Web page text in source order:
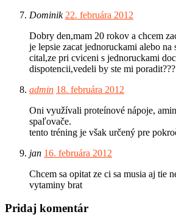
Dominik 22. februára 2012
Dobry den,mam 20 rokov a chcem
je lepsie zacat jednoruckami alebo na
cital,ze pri cviceni s jednoruckami
dispotencii,vedeli by ste mi poradit???
admin 18. februára 2012
Oni využívali proteínové nápoje,
spaľovače.
tento tréning je však určený pre
jan 16. februára 2012
Chcem sa opitat ze ci sa musia aj tie
vytaminy brat
Pridaj komentár